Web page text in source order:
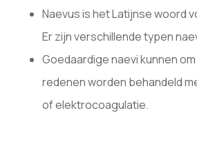
Naevus is het Latijnse woord
Er zijn verschillende typen
Goedaardige naevi kunnen
redenen worden behandeld
of elektrocoagulatie.